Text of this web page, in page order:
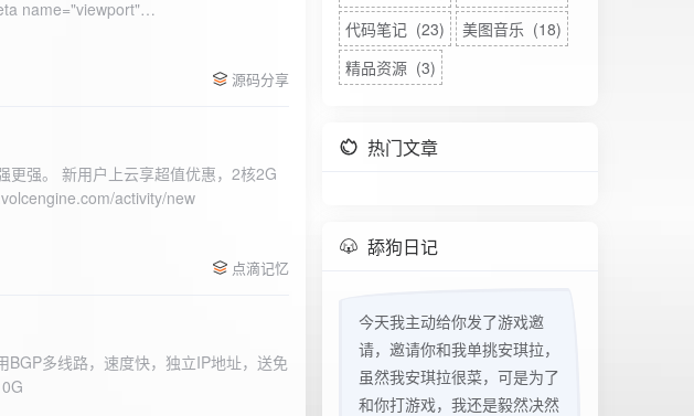
上传文
源码分享
更强。 新用户上云享超值优惠，2核2G
activity/new
点滴记忆
多线路，速度快，独立IP地址，送免
代码笔记 (23)
美图音乐 (18)
精品资源 (3)
热门文章
舔狗日记
今天我主动给你发了游戏邀
请，邀请你和我单挑安琪拉，
虽然我安琪拉很菜，可是为了
和你打游戏，我还是毅然决然